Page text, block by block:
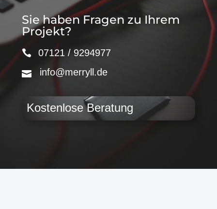
Sie haben Fragen zu Ihrem
Projekt?
07121 / 9294977
info@merryll.de
Kostenlose Beratung